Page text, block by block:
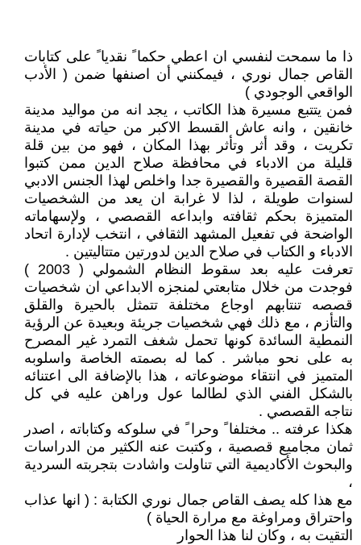
ذا ما سمحت لنفسي ان اعطي حكما ً نقديا ً على كتابات
القاص جمال نوري ، فيمكنني أن اصنفها ضمن ( الأدب
الواقعي الوجودي )
فمن يتتبع مسيرة هذا الكاتب ، يجد انه من مواليد مدينة
خانقين ، وانه عاش القسط الاكبر من حياته في مدينة
تكريت ، وقد أثر وتأثر بهذا المكان ، فهو من بين قلة
قليلة من الادباء في محافظة صلاح الدين ممن كتبوا
القصة القصيرة والقصيرة جدا واخلص لهذا الجنس الادبي
لسنوات طويلة ، لذا لا غرابة ان يعد من الشخصيات
المتميزة بحكم ثقافته وابداعه القصصي ، ولإسهاماته
الواضحة في تفعيل المشهد الثقافي ، انتخب لإدارة اتحاد
الادباء و الكتاب في صلاح الدين لدورتين متتاليتين .
تعرفت عليه بعد سقوط النظام الشمولي ( 2003 )
فوجدت من خلال متابعتي لمنجزه الابداعي ان شخصيات
قصصه تنتابهم اوجاع مختلفة تتمثل بالحيرة والقلق
والتأزم ، مع ذلك فهي شخصيات جريئة وبعيدة عن الرؤية
النمطية السائدة كونها تحمل شغف التمرد غير المصرح
به على نحو مباشر . كما له بصمته الخاصة واسلوبه
المتميز في انتقاء موضوعاته ، هذا بالإضافة الى اعتنائه
بالشكل الفني الذي لطالما عول وراهن عليه في كل
نتاجه القصصي .
هكذا عرفته .. مختلفا ً وحرا ً في سلوكه وكتاباته ، اصدر
ثمان مجاميع قصصية ، وكتبت عنه الكثير من الدراسات
والبحوث الأكاديمية التي تناولت واشادت بتجربته السردية
،
مع هذا كله يصف القاص جمال نوري الكتابة : ( انها عذاب
واحتراق ومراوغة مع مرارة الحياة )
التقيت به ، وكان لنا هذا الحوار